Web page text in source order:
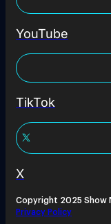
YouTube
TikTok
X
Copyright 2025 Show
Privacy Policy